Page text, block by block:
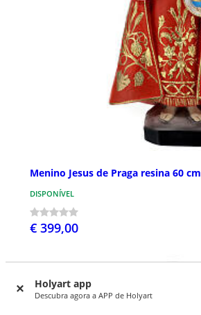
Holyart app
Descubra agora a APP de Holyart
Menino Jesus de Praga resina 60 cm
DISPONÍVEL
€ 399,00